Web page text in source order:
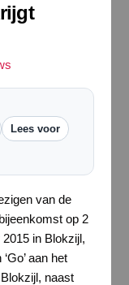
Lees voor
van de
op 2
in Blokzijl,
aan het
naast